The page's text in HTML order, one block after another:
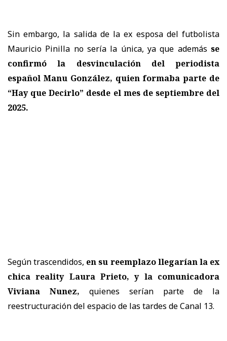
Sin embargo, la salida de la ex esposa del futbolista
Mauricio Pinilla no sería la única, ya que además se
confirmó la desvinculación del periodista
español Manu González, quien formaba parte de
“Hay que Decirlo” desde el mes de septiembre del
2025.
Según trascendidos, en su reemplazo llegarían la ex
chica reality Laura Prieto, y la comunicadora
Viviana Nunez, quienes serían parte de la
reestructuración del espacio de las tardes de Canal 13.